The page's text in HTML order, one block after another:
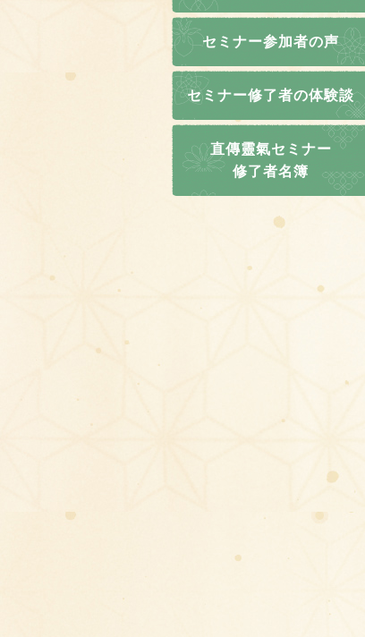
セミナー参加者の声
セミナー修了者の体験談
直傳靈氣セミナー
修了者名簿